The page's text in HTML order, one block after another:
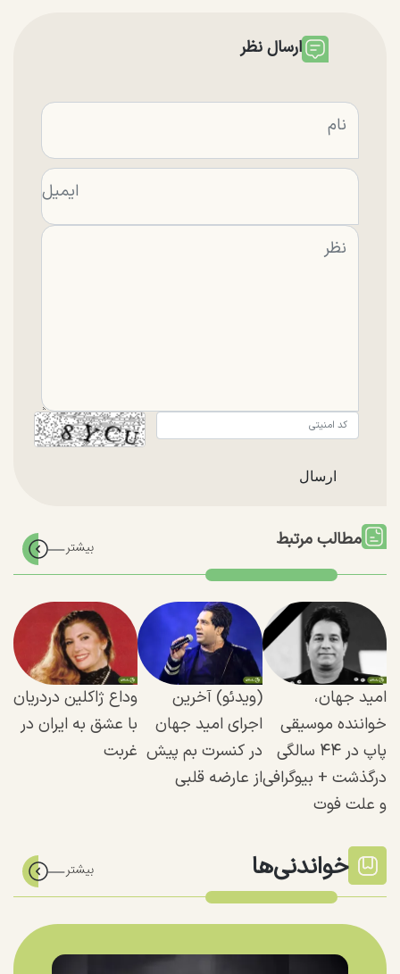
ارسال نظر
مطالب مرتبط
امید جهان،
خواننده موسیقی
پاپ در ۴۴ سالگی
درگذشت + بیوگرافی
و علت فوت
(ویدئو) آخرین
اجرای امید جهان
در کنسرت بم پیش
از عارضه قلبی
وداع ژاکلین دردریان
با عشق به ایران در
غربت
خواندنی‌ها